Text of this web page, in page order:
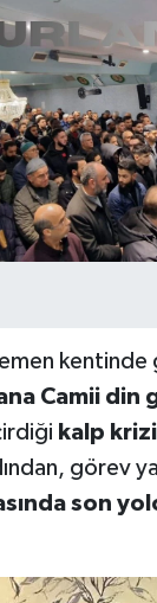
Camii din
kalp krizi
görev
son